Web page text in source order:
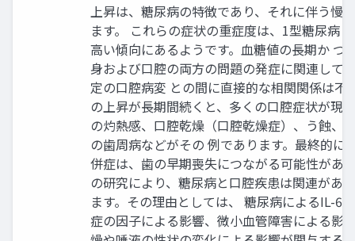
上昇は、糖尿病の特徴であり、それに伴う慢
ます。 これらの症状の重症度は、1型糖尿病
高い傾向にあるようです。血糖値の長期か つ
身および口腔の両方の問題の発症に関連して
定の口腔病変 との間に直接的な相関関係は不
の上昇が長期間続くと、多くの口腔症状が現
の灼熱感、口腔乾燥（口腔乾燥症）、う蝕、
の歯周病などがその 例であります。最終的に
併症は、歯の早期喪失につながる可能性があ
の研究により、糖尿病と口腔疾患は関連があ
ます。その理由としては、 糖尿病によるIL-6
症の因子による影響、微小血管障害による影